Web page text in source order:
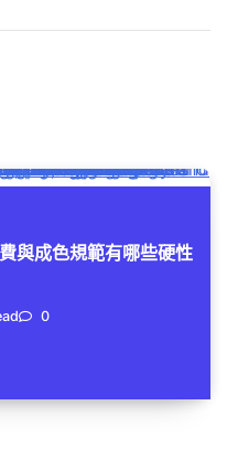
與成色規範有哪些硬性
0